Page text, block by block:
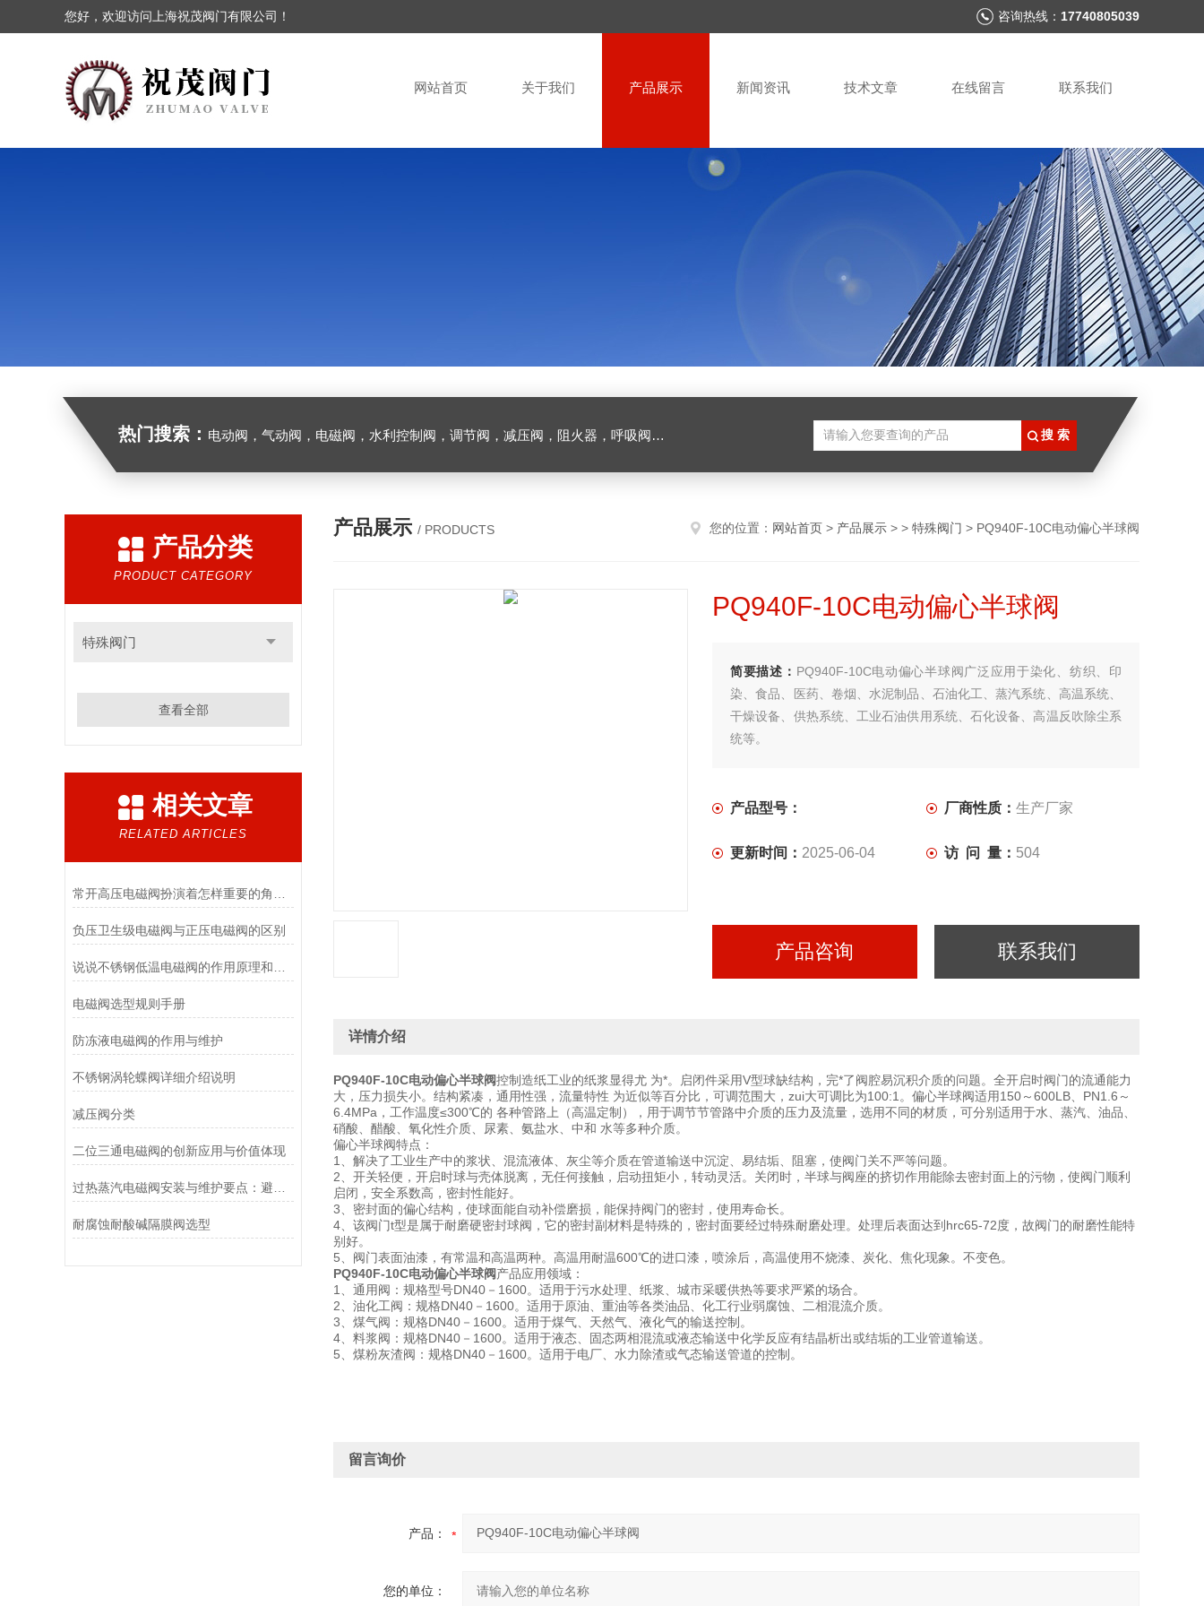
您好，欢迎访问上海祝茂阀门有限公司！ 咨询热线： 17740805039
网站首页 关于我们 产品展示 新闻资讯 技术文章 在线留言 联系我们
热门搜索： 电动阀，气动阀，电磁阀，水利控制阀，调节阀，减压阀，阻火器，呼吸阀，排气阀
产品分类
PRODUCT CATEGORY
特殊阀门
查看全部
相关文章
RELATED ARTICLES
负压卫生级电磁阀与正压电磁阀的区别
电磁阀选型规则手册
防冻液电磁阀的作用与维护
不锈钢涡轮蝶阀详细介绍说明
减压阀分类
二位三通电磁阀的创新应用与价值体现
耐腐蚀耐酸碱隔膜阀选型
产品展示 / PRODUCTS 您的位置： 网站首页 > 产品展示 > > 特殊阀门 > PQ940F-10C电动偏心半球阀
PQ940F-10C电动偏心半球阀
简要描述： PQ940F-10C电动偏心半球阀广泛应用于染化、纺织、印
染、食品、医药、卷烟、水泥制品、石油化工、蒸汽系统、高温系统、
干燥设备、供热系统、工业石油供用系统、石化设备、高温反吹除尘系
统等。
产品型号： 厂商性质： 生产厂家
更新时间： 2025-06-04 访 问 量： 504
产品咨询 联系我们
详情介绍
PQ940F-10C电动偏心半球阀控制造纸工业的纸浆显得尤 为*。启闭件采用V型球缺结构，完*了阀腔易沉积介质的问题。全开启时阀门的流通能力
大，压力损失小。结构紧凑，通用性强，流量特性 为近似等百分比，可调范围大，zui大可调比为100:1。偏心半球阀适用150～600LB、PN1.6～
6.4MPa，工作温度≤300℃的 各种管路上（高温定制），用于调节节管路中介质的压力及流量，选用不同的材质，可分别适用于水、蒸汽、油品、
硝酸、醋酸、氧化性介质、尿素、氨盐水、中和 水等多种介质。
偏心半球阀特点：
1、解决了工业生产中的浆状、混流液体、灰尘等介质在管道输送中沉淀、易结垢、阻塞，使阀门关不严等问题。
2、开关轻便，开启时球与壳体脱离，无任何接触，启动扭矩小，转动灵活。关闭时，半球与阀座的挤切作用能除去密封面上的污物，使阀门顺利
启闭，安全系数高，密封性能好。
3、密封面的偏心结构，使球面能自动补偿磨损，能保持阀门的密封，使用寿命长。
4、该阀门t型是属于耐磨硬密封球阀，它的密封副材料是特殊的，密封面要经过特殊耐磨处理。处理后表面达到hrc65-72度，故阀门的耐磨性能特
别好。
5、阀门表面油漆，有常温和高温两种。高温用耐温600℃的进口漆，喷涂后，高温使用不烧漆、炭化、焦化现象。不变色。
PQ940F-10C电动偏心半球阀产品应用领域：
1、通用阀：规格型号DN40－1600。适用于污水处理、纸浆、城市采暖供热等要求严紧的场合。
2、油化工阀：规格DN40－1600。适用于原油、重油等各类油品、化工行业弱腐蚀、二相混流介质。
3、煤气阀：规格DN40－1600。适用于煤气、天然气、液化气的输送控制。
4、料浆阀：规格DN40－1600。适用于液态、固态两相混流或液态输送中化学反应有结晶析出或结垢的工业管道输送。
5、煤粉灰渣阀：规格DN40－1600。适用于电厂、水力除渣或气态输送管道的控制。
留言询价
产品：
您的单位：